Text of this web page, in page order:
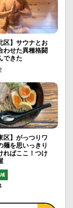
区】サウナとお
わせた異種格闘
できた
区】がっつりワ
麺を思いっきり
ればここ！つけ